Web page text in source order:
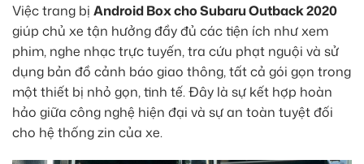
Việc trang bị Android Box cho Subaru Outback 2020
giúp chủ xe tận hưởng đầy đủ các tiện ích như xem
phim, nghe nhạc trực tuyến, tra cứu phạt nguội và sử
dụng bản đồ cảnh báo giao thông, tất cả gói gọn trong
một thiết bị nhỏ gọn, tinh tế. Đây là sự kết hợp hoàn
hảo giữa công nghệ hiện đại và sự an toàn tuyệt đối
cho hệ thống zin của xe.